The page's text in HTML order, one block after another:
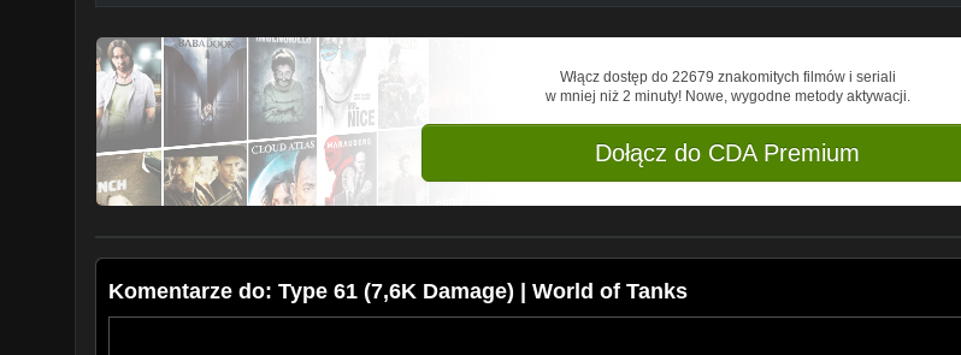
#WoT #WorldofTanks #WoTReplays #BOSS #BOSSWoT
*Version:1.25.1
Włącz dostęp do 22679 znakomitych filmów i seriali
w mniej niż 2 minuty! Nowe, wygodne metody aktywacji.
Dołącz do CDA Premium
Komentarze do: Type 61 (7,6K Damage) | World of Tanks